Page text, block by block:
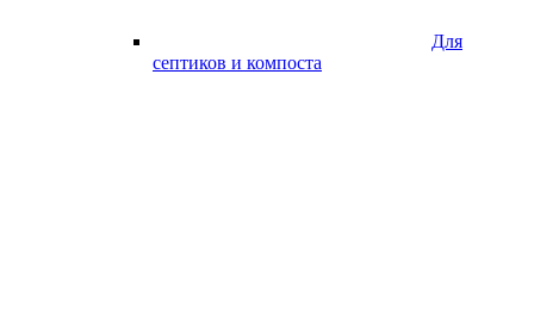
Для
септиков и компоста